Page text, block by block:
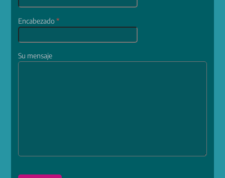
Encabezado*
Su mensaje